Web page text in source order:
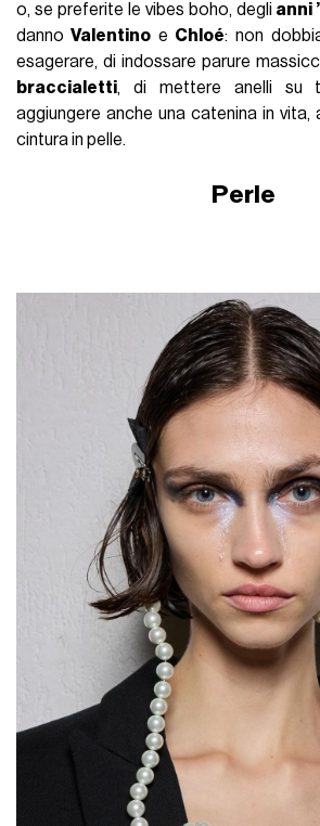
o, se preferite le vibes boho, degli anni
danno Valentinoe Chloé: non
esagerare, di indossare parure
braccialetti, di mettere anelli
aggiungere anche una catenina in
cintura in pelle.
Perle